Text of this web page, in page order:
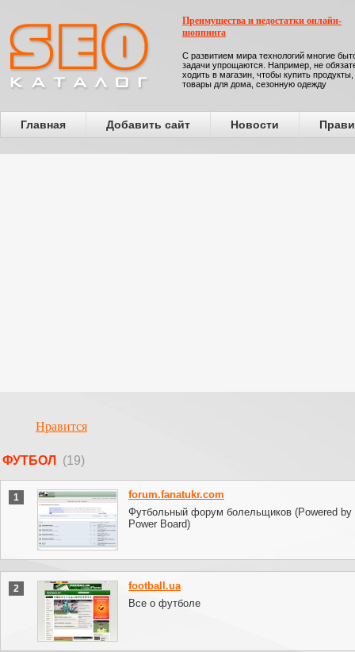
Преимущества и недостатки онлайн-
шоппинга
С развитием мира технологий многие
задачи упрощаются. Например, не
ходить в магазин, чтобы купить продукты,
товары для дома, сезонную одежду
Главная Добавить сайт Новости
Нравится
ФУТБОЛ (19)
1
forum.fanatukr.com
Футбольный форум болельщиков (Powered by
Power Board)
2
football.ua
Все о футболе